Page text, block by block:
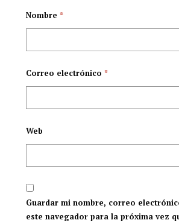
Nombre *
Correo electrónico *
Web
Guardar mi nombre, correo
este navegador para la próxima vez